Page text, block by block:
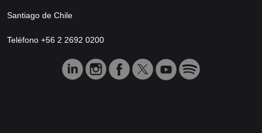
Santiago de Chile
Teléfono +56 2 2692 0200